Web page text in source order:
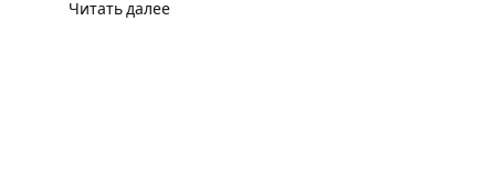
Читать далее